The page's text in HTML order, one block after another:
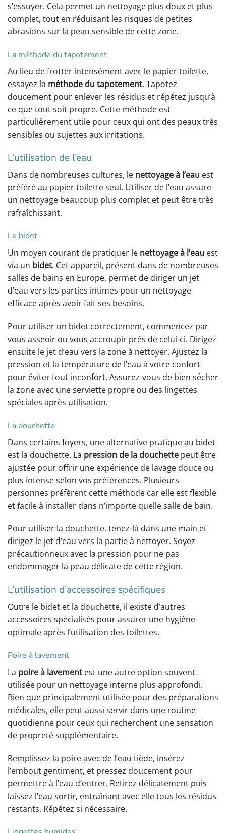
s’essuyer. Cela permet un nettoyage plus doux et plus
complet, tout en réduisant les risques de petites
abrasions sur la peau sensible de cette zone.
La méthode du tapotement
Au lieu de frotter intensément avec le papier toilette,
essayez la méthode du tapotement. Tapotez
doucement pour enlever les résidus et répétez jusqu’à
ce que tout soit propre. Cette méthode est
particulièrement utile pour ceux qui ont des peaux très
sensibles ou sujettes aux irritations.
L’utilisation de l’eau
Dans de nombreuses cultures, le nettoyage à l’eau est
préféré au papier toilette seul. Utiliser de l’eau assure
un nettoyage beaucoup plus complet et peut être très
rafraîchissant.
Le bidet
Un moyen courant de pratiquer le nettoyage à l’eau est
via un bidet. Cet appareil, présent dans de nombreuses
salles de bains en Europe, permet de diriger un jet
d’eau vers les parties intimes pour un nettoyage
efficace après avoir fait ses besoins.
Pour utiliser un bidet correctement, commencez par
vous asseoir ou vous accroupir près de celui-ci. Dirigez
ensuite le jet d’eau vers la zone à nettoyer. Ajustez la
pression et la température de l’eau à votre confort
pour éviter tout inconfort. Assurez-vous de bien sécher
la zone avec une serviette propre ou des lingettes
spéciales après utilisation.
La douchette
Dans certains foyers, une alternative pratique au bidet
est la douchette. La pression de la douchette peut être
ajustée pour offrir une expérience de lavage douce ou
plus intense selon vos préférences. Plusieurs
personnes préfèrent cette méthode car elle est flexible
et facile à installer dans n’importe quelle salle de bain.
Pour utiliser la douchette, tenez-là dans une main et
dirigez le jet d’eau vers la partie à nettoyer. Soyez
précautionneux avec la pression pour ne pas
endommager la peau délicate de cette région.
L’utilisation d’accessoires spécifiques
Outre le bidet et la douchette, il existe d’autres
accessoires spécialisés pour assurer une hygiène
optimale après l’utilisation des toilettes.
Poire à lavement
La poire à lavement est une autre option souvent
utilisée pour un nettoyage interne plus approfondi.
Bien que principalement utilisée pour des préparations
médicales, elle peut aussi servir dans une routine
quotidienne pour ceux qui recherchent une sensation
de propreté supplémentaire.
Remplissez la poire avec de l’eau tiède, insérez
l’embout gentiment, et pressez doucement pour
permettre à l’eau d’entrer. Retirez délicatement puis
laissez l’eau sortir, entraînant avec elle tous les résidus
restants. Répétez si nécessaire.